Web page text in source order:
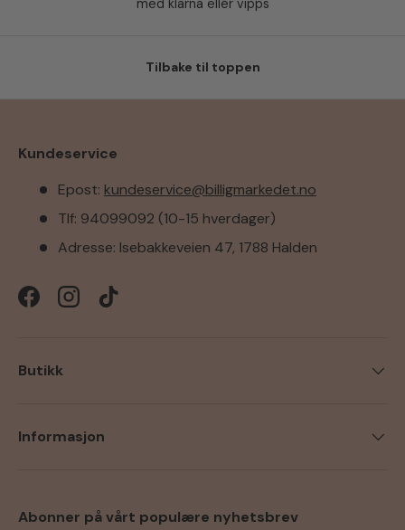
Tilbake til toppen
Kundeservice
Epost: kundeservice@billigmarkedet.no
Tlf: 94099092 (10-15 hverdager)
Adresse: Isebakkeveien 47, 1788 Halden
FacebookInstagramTikTok
Butikk
Informasjon
Abonner på vårt populære nyhetsbrev